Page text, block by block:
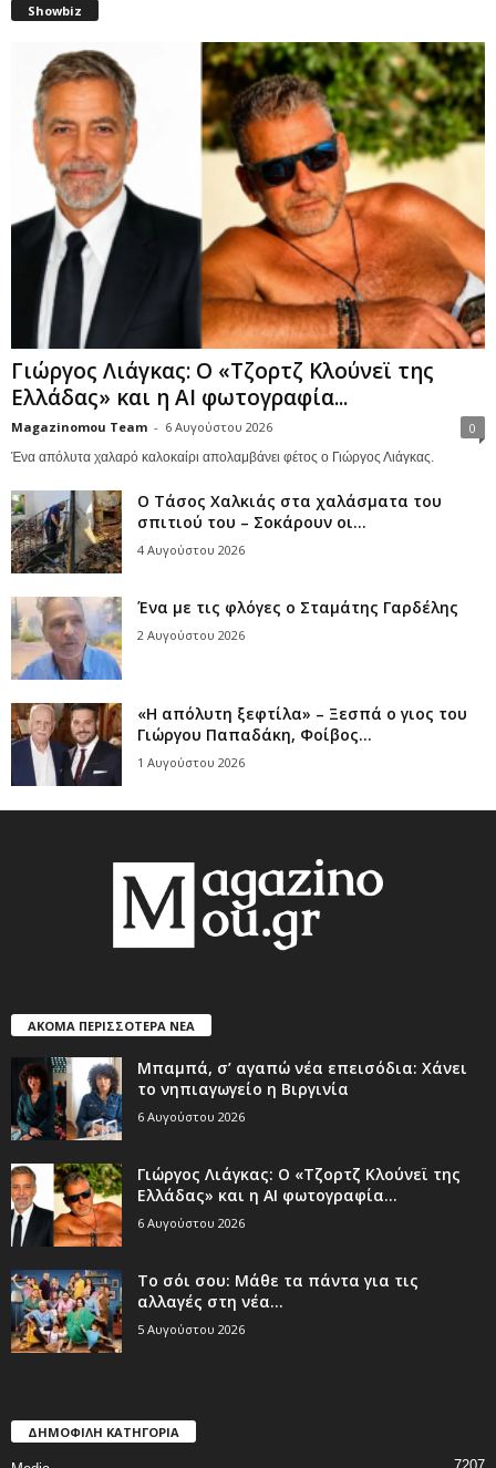
Showbiz
Γιώργος Λιάγκας: Ο «Τζορτζ Κλούνεϊ της
Ελλάδας» και η AI φωτογραφία...
Magazinomou Team - 6 Αυγούστου 2026 0
Ένα απόλυτα χαλαρό καλοκαίρι απολαμβάνει φέτος ο Γιώργος Λιάγκας.
Ο Τάσος Χαλκιάς στα χαλάσματα του
σπιτιού του – Σοκάρουν οι...
4 Αυγούστου 2026
Ένα με τις φλόγες ο Σταμάτης Γαρδέλης
2 Αυγούστου 2026
«Η απόλυτη ξεφτίλα» – Ξεσπά ο γιος του
Γιώργου Παπαδάκη, Φοίβος...
1 Αυγούστου 2026
ΑΚΟΜΑ ΠΕΡΙΣΣΟΤΕΡΑ ΝΕΑ
Μπαμπά, σ’ αγαπώ νέα επεισόδια: Χάνει
το νηπιαγωγείο η Βιργινία
6 Αυγούστου 2026
Γιώργος Λιάγκας: Ο «Τζορτζ Κλούνεϊ της
Ελλάδας» και η AI φωτογραφία...
6 Αυγούστου 2026
Το σόι σου: Μάθε τα πάντα για τις
αλλαγές στη νέα...
5 Αυγούστου 2026
ΔΗΜΟΦΙΛΗ ΚΑΤΗΓΟΡΙΑ